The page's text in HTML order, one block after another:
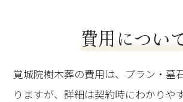
費用につい
覚城院樹木葬の費用は、プラン・墓
りますが、詳細は契約時にわかりや